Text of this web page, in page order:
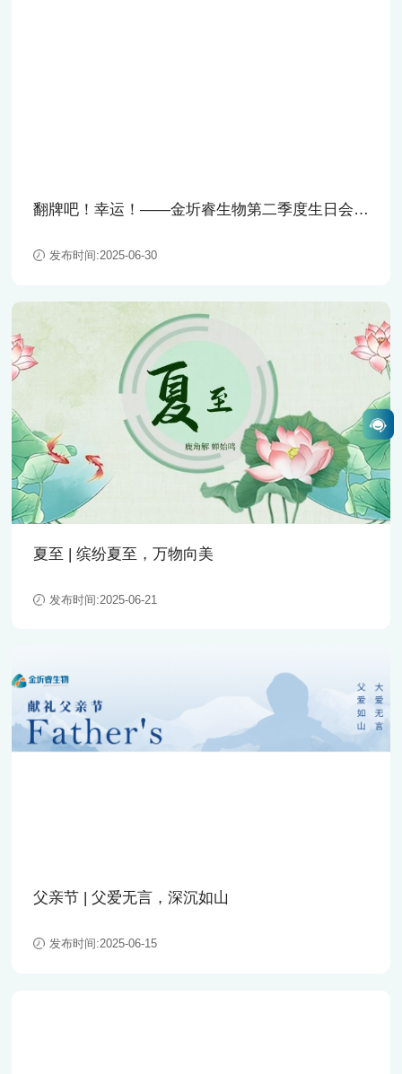
翻牌吧！幸运！——金圻睿生物第二季度生日会回
发布时间:2025-06-30
夏至 | 缤纷夏至，万物向美
发布时间:2025-06-21
父亲节 | 父爱无言，深沉如山
发布时间:2025-06-15